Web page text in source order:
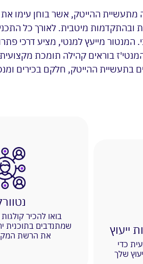
ההייטק, אשר בוחן עימו
ובהתקדמות מיטבית. לאורך כל
מייעץ למנטי, מציע דרכי
והמנטי'ז בוראים קהילה תומכת
בתעשיית ההייטק, חלקם בכירים
ייעוץ
כדי
שלך
בואו להכיר
שמתנדבים בתוכנית
את הרשת